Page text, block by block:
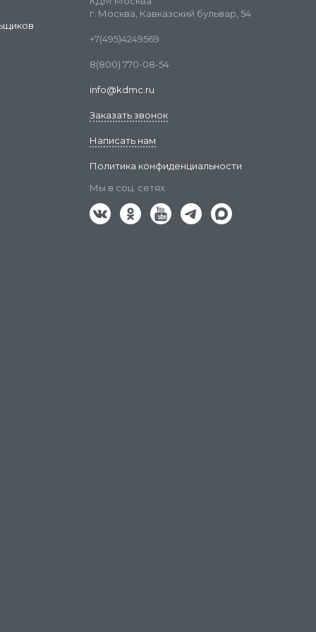
г. Москва, Кавказский бульвар, 54
+7(495)4249569
8(800) 770-08-54
info@kdmc.ru
Заказать звонок
Написать нам
Политика конфиденциальности
Мы в соц. сетях